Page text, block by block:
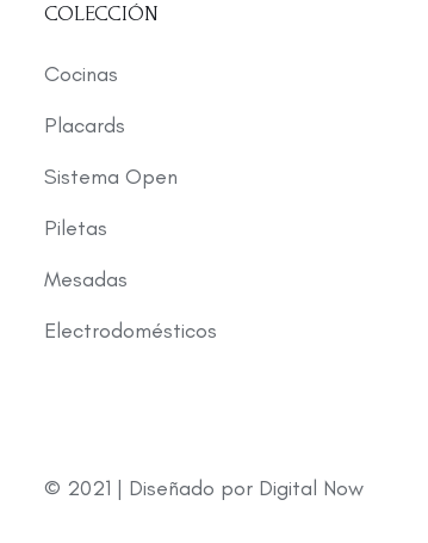
COLECCIÓN
Cocinas
Placards
Sistema Open
Piletas
Mesadas
Electrodomésticos
© 2021 | Diseñado por Digital Now